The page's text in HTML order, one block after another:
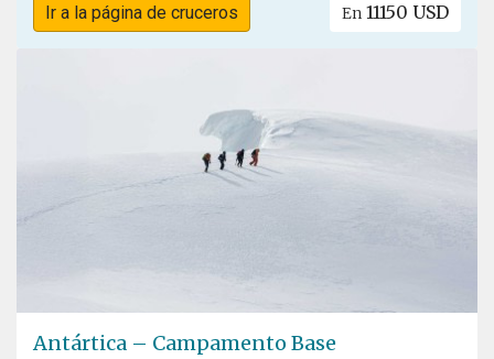
Ir a la página de cruceros En 11150 USD
Antártica – Campamento Base